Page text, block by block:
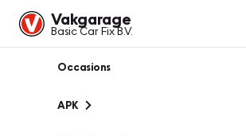
Vakgarage
Basic Car Fix B.V.
Occasions
APK